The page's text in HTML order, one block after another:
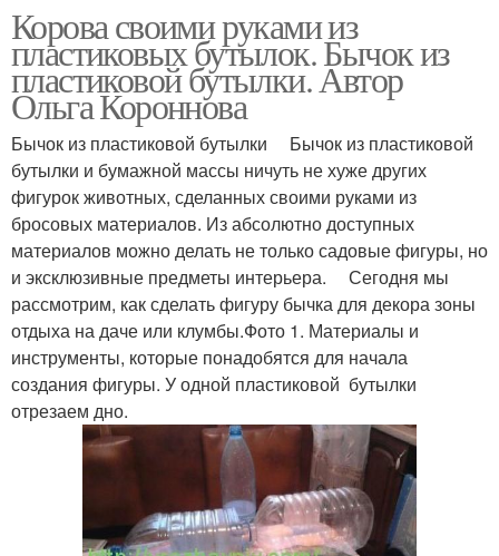
Корова своими руками из
пластиковых бутылок. Бычок из
пластиковой бутылки. Автор
Ольга Короннова
Бычок из пластиковой бутылки Бычок из пластиковой
бутылки и бумажной массы ничуть не хуже других
фигурок животных, сделанных своими руками из
бросовых материалов. Из абсолютно доступных
материалов можно делать не только садовые фигуры, но
и эксклюзивные предметы интерьера. Сегодня мы
рассмотрим, как сделать фигуру бычка для декора зоны
отдыха на даче или клумбы.Фото 1. Материалы и
инструменты, которые понадобятся для начала
создания фигуры. У одной пластиковой бутылки
отрезаем дно.